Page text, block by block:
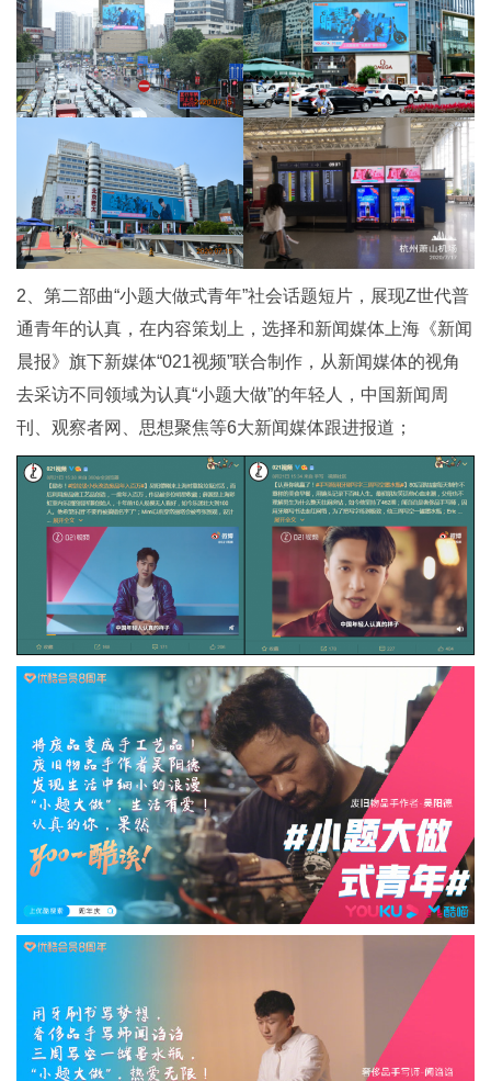
2、第二部曲“小题大做式青年”社会话题短片，展现Z世代普
通青年的认真，在内容策划上，选择和新闻媒体上海《新闻
晨报》旗下新媒体“021视频”联合制作，从新闻媒体的视角
去采访不同领域为认真“小题大做”的年轻人，中国新闻周
刊、观察者网、思想聚焦等6大新闻媒体跟进报道；